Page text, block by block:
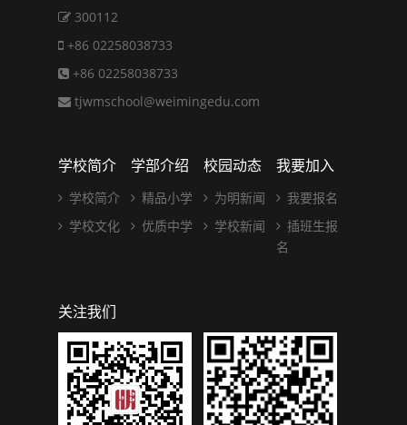
300112
+86 02258038733
+86 02258038733
tjwmschool@weimingedu.com
学校简介
学校简介
学校文化
学部介绍
精品小学
优质中学
校园动态
为明新闻
学校新闻
我要加入
我要报名
插班生报
名
关注我们